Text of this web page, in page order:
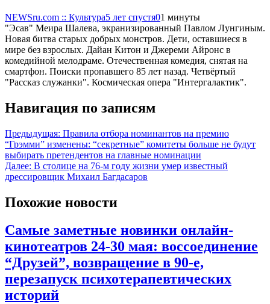
NEWSru.com :: Культура5 лет спустя01 минуты
"Эсав" Меира Шалева, экранизированный Павлом Лунгиным.
Новая битва старых добрых монстров. Дети, оставшиеся в
мире без взрослых. Дайан Китон и Джереми Айронс в
комедийной мелодраме. Отечественная комедия, снятая на
смартфон. Поиски пропавшего 85 лет назад. Четвёртый
"Рассказ служанки". Космическая опера "Интергалактик".
Навигация по записям
Предыдущая: Правила отбора номинантов на премию
“Грэмми” изменены: “секретные” комитеты больше не будут
выбирать претендентов на главные номинации
Далее: В столице на 76-м году жизни умер известный
дрессировщик Михаил Багдасаров
Похожие новости
Самые заметные новинки онлайн-
кинотеатров 24-30 мая: воссоединение
“Друзей”, возвращение в 90-е,
перезапуск психотерапевтических
историй